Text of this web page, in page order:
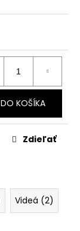
DO KOŠÍKA
Zdieľať
Videá (2)